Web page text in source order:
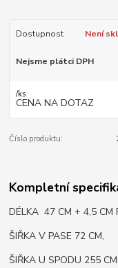
Dostupnost Není
Nejsme plátci DPH
/ks
CENA NA DOTAZ
Číslo produktu:
Kompletní
DÉLKA 47 CM + 4,5 CM
ŠIŘKA V PASE 72 CM,
ŠIŘKA U SPODU 255 CM.